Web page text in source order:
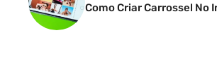
Como Criar Carrossel No